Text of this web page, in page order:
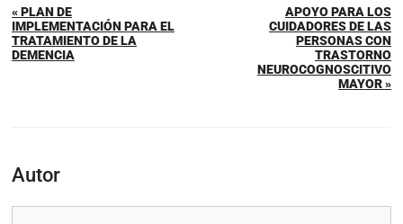
« PLAN DE
IMPLEMENTACIÓN PARA EL
TRATAMIENTO DE LA
DEMENCIA
APOYO PARA LOS
CUIDADORES DE LAS
PERSONAS CON
TRASTORNO
NEUROCOGNOSCITIVO
MAYOR »
Autor